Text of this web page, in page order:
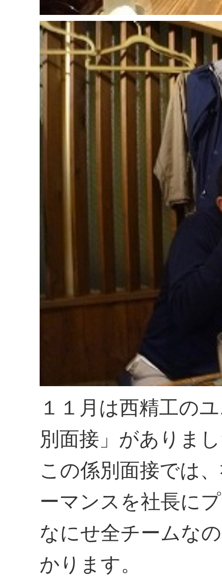
１１月は西精工の
別面接」がありま
この係別面接では
ーマンスを社長に
なにせ全チームな
かります。